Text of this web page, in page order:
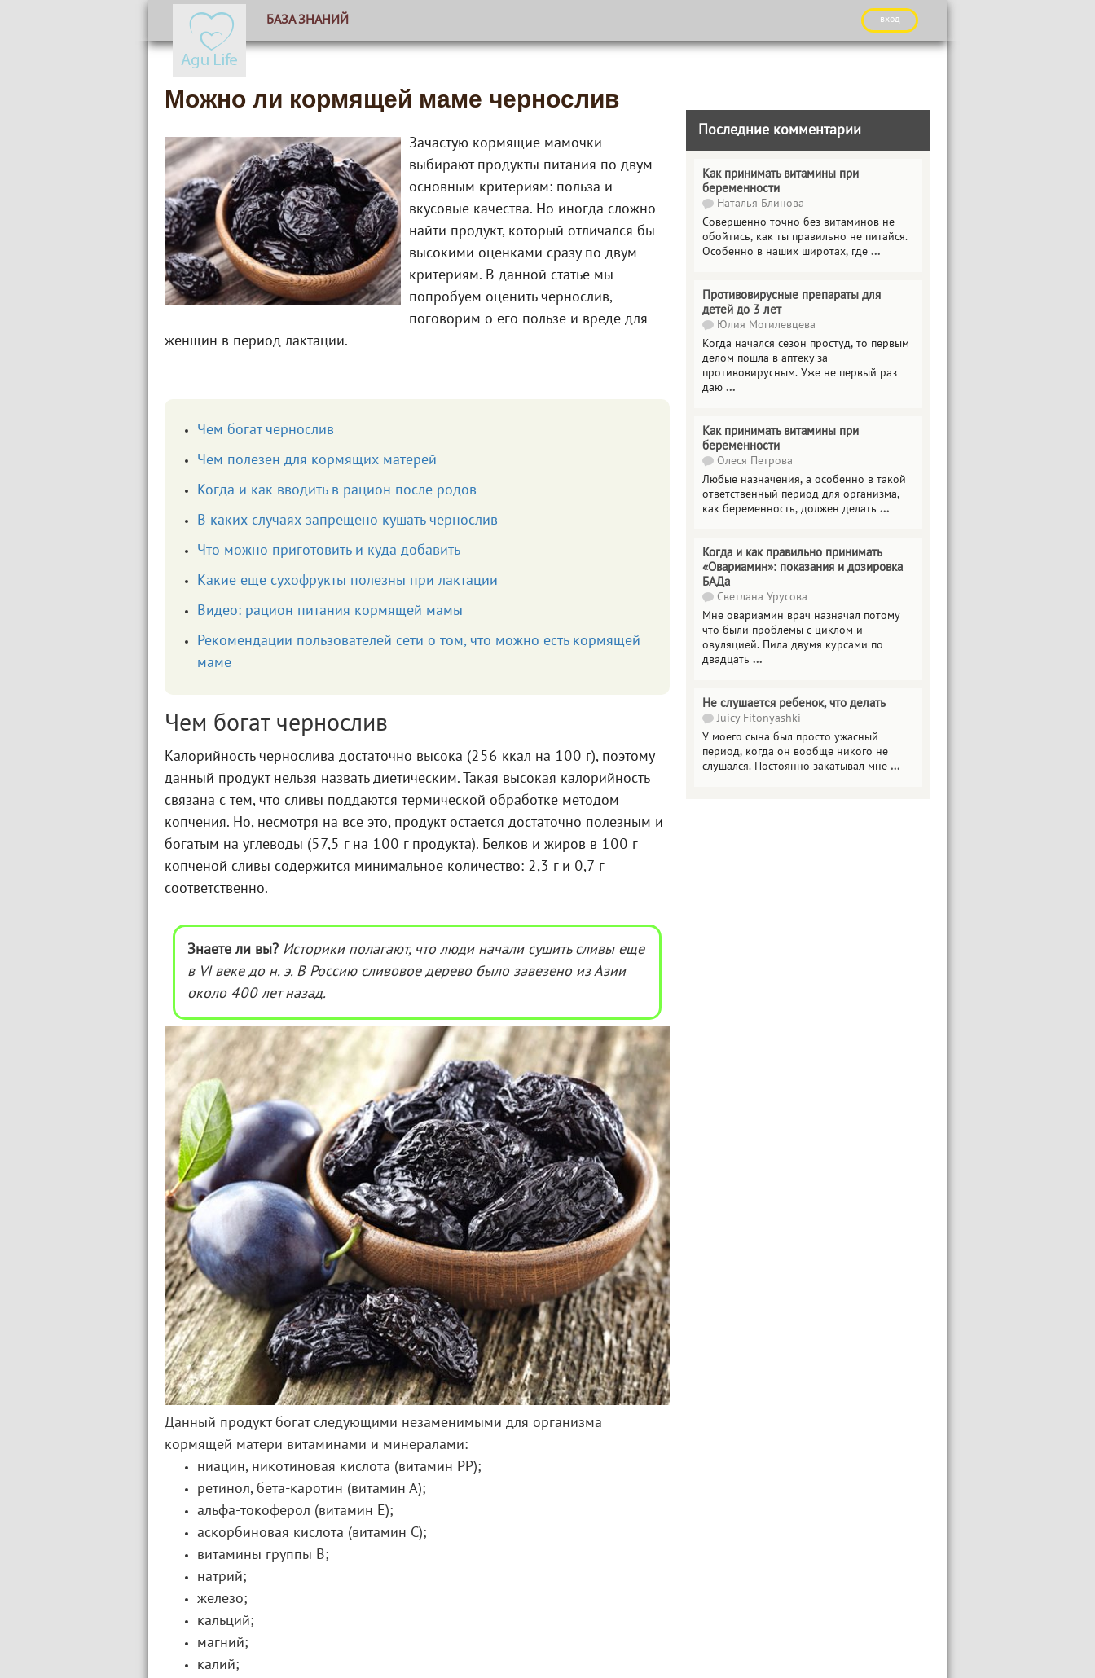
БАЗА ЗНАНИЙ вход
Можно ли кормящей маме чернослив
Зачастую кормящие мамочки
выбирают продукты питания по двум
основным критериям: польза и
вкусовые качества. Но иногда сложно
найти продукт, который отличался бы
высокими оценками сразу по двум
критериям. В данной статье мы
попробуем оценить чернослив,
поговорим о его пользе и вреде для
женщин в период лактации.
Чем богат чернослив
Чем полезен для кормящих матерей
Когда и как вводить в рацион после родов
В каких случаях запрещено кушать чернослив
Что можно приготовить и куда добавить
Какие еще сухофрукты полезны при лактации
Видео: рацион питания кормящей мамы
Рекомендации пользователей сети о том, что можно есть кормящей
маме
Чем богат чернослив
Калорийность чернослива достаточно высока (256 ккал на 100 г), поэтому
данный продукт нельзя назвать диетическим. Такая высокая калорийность
связана с тем, что сливы поддаются термической обработке методом
копчения. Но, несмотря на все это, продукт остается достаточно полезным и
богатым на углеводы (57,5 г на 100 г продукта). Белков и жиров в 100 г
копченой сливы содержится минимальное количество: 2,3 г и 0,7 г
соответственно.
Знаете ли вы? Историки полагают, что люди начали сушить сливы еще
в VI веке до н. э. В Россию сливовое дерево было завезено из Азии
около 400 лет назад.
Данный продукт богат следующими незаменимыми для организма
кормящей матери витаминами и минералами:
ниацин, никотиновая кислота (витамин РР);
ретинол, бета-каротин (витамин А);
альфа-токоферол (витамин Е);
аскорбиновая кислота (витамин С);
витамины группы В;
натрий;
железо;
кальций;
магний;
калий;
Последние комментарии
Как принимать витамины при
беременности
Наталья Блинова
Совершенно точно без витаминов не
обойтись, как ты правильно не питайся.
Особенно в наших широтах, где ...
Противовирусные препараты для
детей до 3 лет
Юлия Могилевцева
Когда начался сезон простуд, то первым
делом пошла в аптеку за
противовирусным. Уже не первый раз
даю ...
Как принимать витамины при
беременности
Олеся Петрова
Любые назначения, а особенно в такой
ответственный период для организма,
как беременность, должен делать ...
Когда и как правильно принимать
«Овариамин»: показания и дозировка
БАДа
Светлана Урусова
Мне овариамин врач назначал потому
что были проблемы с циклом и
овуляцией. Пила двумя курсами по
двадцать ...
Не слушается ребенок, что делать
Juicy Fitonyashki
У моего сына был просто ужасный
период, когда он вообще никого не
слушался. Постоянно закатывал мне ...